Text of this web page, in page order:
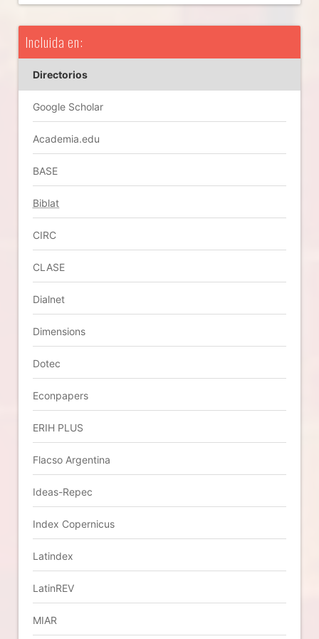
Incluida en:
Directorios
Google Scholar
Academia.edu
BASE
Biblat
CIRC
CLASE
Dialnet
Dimensions
Dotec
Econpapers
ERIH PLUS
Flacso Argentina
Ideas-Repec
Index Copernicus
Latindex
LatinREV
MIAR